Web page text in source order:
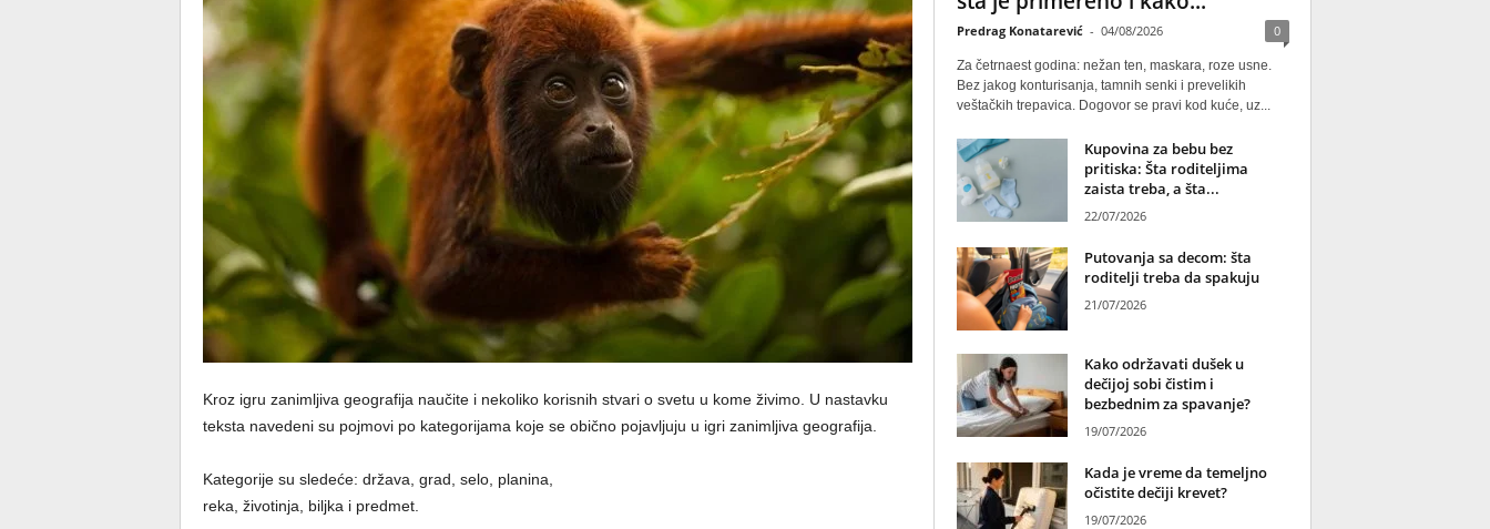
Kroz igru zanimljiva geografija naučite i nekoliko korisnih stvari o svetu u kome živimo. U nastavku
teksta navedeni su pojmovi po kategorijama koje se obično pojavljuju u igri zanimljiva geografija.
Kategorije su sledeće: država, grad, selo, planina,
reka, životinja, biljka i predmet.
Predrag Konatarević - 04/08/2026 0
Za četrnaest godina: nežan ten, maskara, roze usne.
Bez jakog konturisanja, tamnih senki i prevelikih
veštačkih trepavica. Dogovor se pravi kod kuće, uz...
Kupovina za bebu bez
pritiska: Šta roditeljima
zaista treba, a šta...
22/07/2026
Putovanja sa decom: šta
roditelji treba da spakuju
21/07/2026
Kako održavati dušek u
dečijoj sobi čistim i
bezbednim za spavanje?
19/07/2026
Kada je vreme da temeljno
očistite dečiji krevet?
19/07/2026